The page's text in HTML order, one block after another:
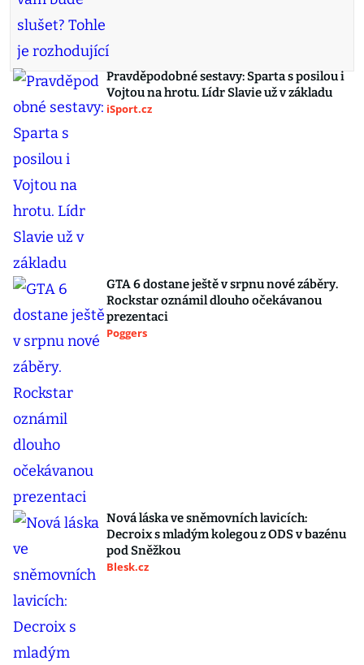
Pravděpodobné sestavy: Sparta s posilou i
Vojtou na hrotu. Lídr Slavie už v základu
iSport.cz
GTA 6 dostane ještě v srpnu nové záběry.
Rockstar oznámil dlouho očekávanou
prezentaci
Poggers
Nová láska ve sněmovních lavicích:
Decroix s mladým kolegou z ODS v bazénu
pod Sněžkou
Blesk.cz